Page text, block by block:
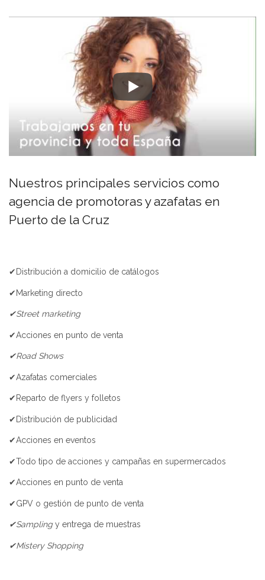
Nuestros principales servicios como
agencia de promotoras y azafatas en
Puerto de la Cruz
✔Distribución a domicilio de catálogos
✔Marketing directo
✔Street marketing
✔Acciones en punto de venta
✔Road Shows
✔Azafatas comerciales
✔Reparto de flyers y folletos
✔Distribución de publicidad
✔Acciones en eventos
✔Todo tipo de acciones y campañas en supermercados
✔Acciones en punto de venta
✔GPV o gestión de punto de venta
✔Samplingy entrega de muestras
✔Mistery Shopping